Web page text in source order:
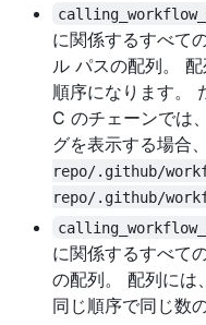
に関係するすべて
ル パスの配列。
順序になります。
C のチェーンでは
グを表示する場合
repo/.github/
repo/.github/
に関係するすべて
の配列。 配列には、
同じ順序で同じ数